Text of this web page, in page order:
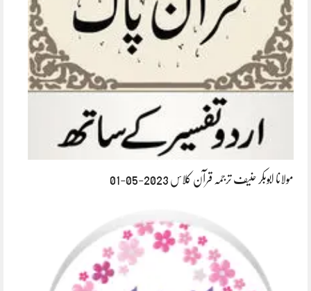
مولانا ابوبکر حنیف ترجمہ قرآن کلاس 2023-05-01